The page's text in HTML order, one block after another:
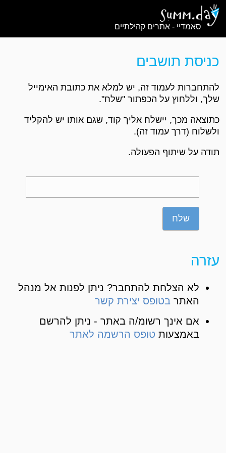
סאמדיי - אתרים קהילתיים
כניסת תושבים
להתחברות לעמוד זה, יש למלא את כתובת האימייל
שלך, וללחוץ על הכפתור "שלח".
כתוצאה מכך, יישלח אליך קוד, שגם אותו יש להקליד
ולשלוח (דרך עמוד זה).
תודה על שיתוף הפעולה.
שלח
עזרה
לא הצלחת להתחבר? ניתן לפנות אל מנהל
האתרבטופס יצירת קשר
אם אינך רשומ/ה באתר - ניתן להרשם
באמצעות טופס הרשמה לאתר